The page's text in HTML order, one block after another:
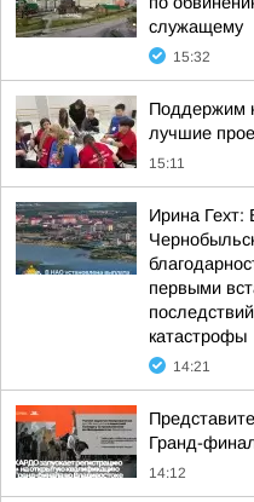
служащему
15:32
Поддержим
лучшие
15:11
Ирина Гехт:
первыми
катастрофы
14:21
Гранд-
14:12